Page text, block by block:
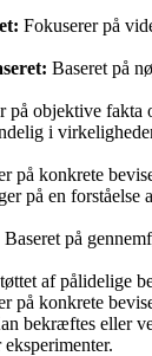
Fokuserer på
Baseret på
på objektive fakta
i
på konkrete
på en forståelse
Baseret på
af pålidelige
på konkrete
bekræftes eller